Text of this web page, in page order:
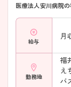
医療法人安川病院
給与
月
勤務地
福
え
バ